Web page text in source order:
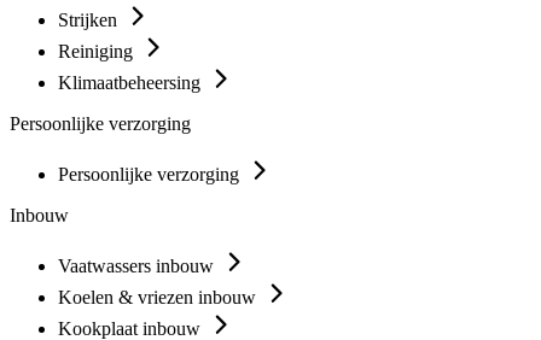
Strijken
Reiniging
Klimaatbeheersing
Persoonlijke verzorging
Persoonlijke verzorging
Inbouw
Vaatwassers inbouw
Koelen & vriezen inbouw
Kookplaat inbouw